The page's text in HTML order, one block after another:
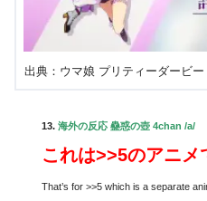
出典：ウマ娘 プリティーダービ
13. 海外の反応 蠱惑の壺 4chan /a/
これは>>5のアニメ
That’s for >>5 which is a separate